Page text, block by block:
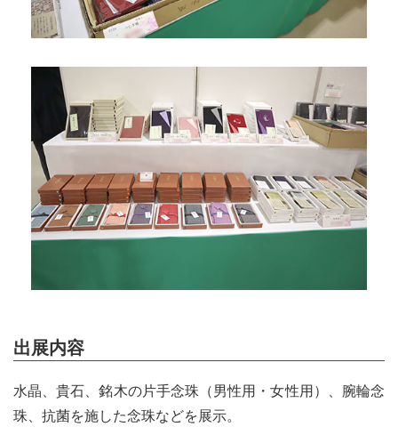
出展内容
水晶、貴石、銘木の片手念珠（男性用・女性用）、腕輪念
珠、抗菌を施した念珠などを展示。